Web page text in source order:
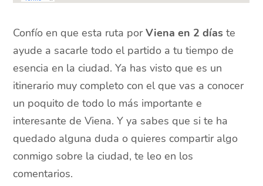
Confío en que esta ruta porViena en 2 días te
ayude a sacarle todo el partido a tu tiempo de
esencia en la ciudad. Ya has visto que es un
itinerario muy completo con el que vas a conocer
un poquito de todo lo más importante e
interesante de Viena. Y ya sabes que si te ha
quedado alguna duda o quieres compartir algo
conmigo sobre la ciudad, te leo en los
comentarios.